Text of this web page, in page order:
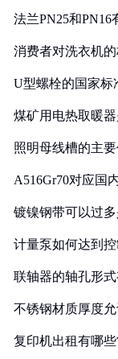
法兰PN25和PN16
消费者对洗衣机
U型螺栓的国家标
煤矿用电热取暖
照明母线槽的主
A516Gr70对应国
镀镍钢带可以过
计量泵如何达到
联轴器的轴孔形
不锈钢材质厚度
复印机出租有哪